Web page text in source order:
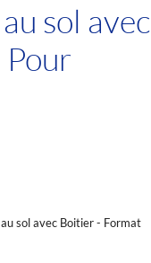
sol avec
sol avec Boitier - Format